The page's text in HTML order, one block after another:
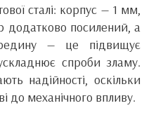
сталі: корпус — 1 мм,
додатково посилений, а
— це підвищує
спроби зламу.
надійності, оскільки
до механічного впливу.